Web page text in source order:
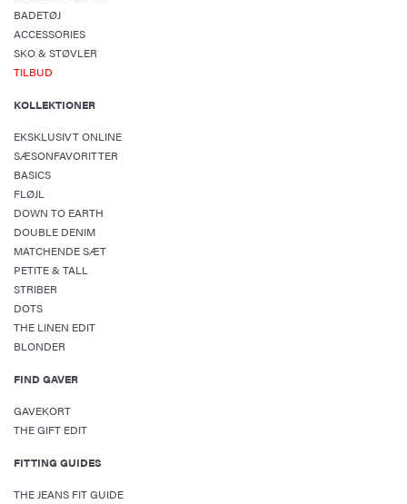
BADETØJ
ACCESSORIES
SKO & STØVLER
TILBUD
KOLLEKTIONER
EKSKLUSIVT ONLINE
SÆSONFAVORITTER
BASICS
FLØJL
DOWN TO EARTH
DOUBLE DENIM
MATCHENDE SÆT
PETITE & TALL
STRIBER
DOTS
THE LINEN EDIT
BLONDER
FIND GAVER
GAVEKORT
THE GIFT EDIT
FITTING GUIDES
THE JEANS FIT GUIDE